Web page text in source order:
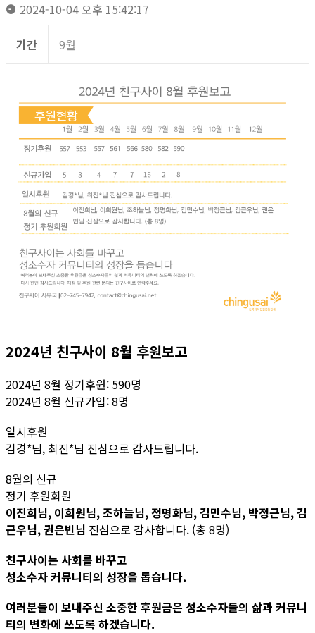
2024-10-04 오후 15:42:17
기간 9월
2024년 친구사이 8월 후원보고
2024년 8월 정기후원: 590명
2024년 8월 신규가입: 8명
일시후원
김경*님, 최진*님 진심으로 감사드립니다.
8월의 신규
정기 후원회원
이진희님, 이희원님, 조하늘님, 정명화님, 김민수님, 박정근님, 김
근우님, 권은빈님 진심으로 감사합니다. (총 8명)
친구사이는 사회를 바꾸고
성소수자 커뮤니티의 성장을 돕습니다.
여러분들이 보내주신 소중한 후원금은 성소수자들의 삶과 커뮤니
티의 변화에 쓰도록 하겠습니다.